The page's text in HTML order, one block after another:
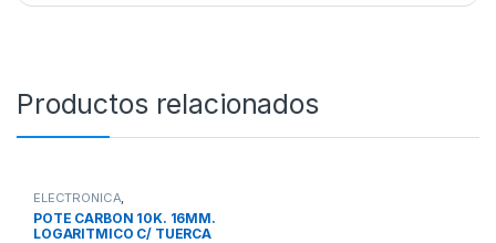
Productos relacionados
ELECTRONICA,
POTENCIOMETRO
POTE CARBON 10K. 16MM.
LOGARITMICO C/ TUERCA